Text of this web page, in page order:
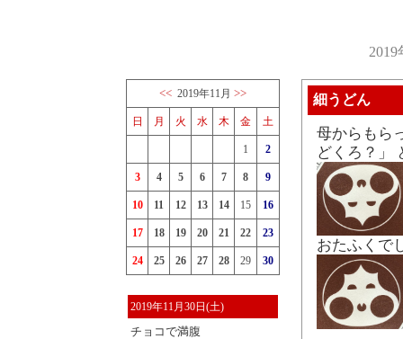
<< 2019年11月 >>
日 月 火 水 木 金 土
1 2
3 4 5 6 7 8 9
10 11 12 13 14 15 16
17 18 19 20 21 22 23
24 25 26 27 28 29 30
2019年11月30日(土)
チョコで満腹
細うどん
母からもら
どくろ？」
おたふくで